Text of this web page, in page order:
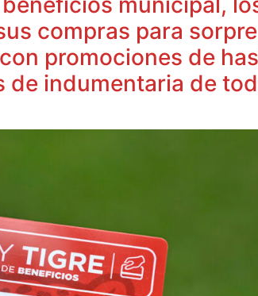
compras para
promociones de
de indumentaria de